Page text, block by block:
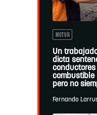
MOTOR
Un
dicta
conductores
combustible
pero no
Fernando